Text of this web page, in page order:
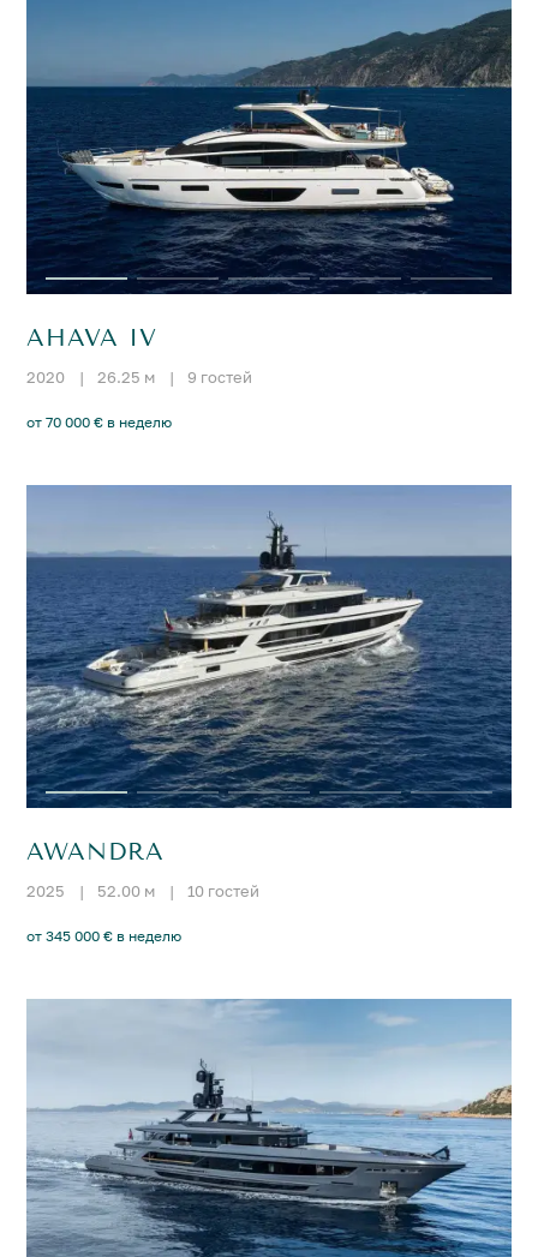
AHAVA IV
2020 | 26.25 м | 9 гостей
от 70 000 € в неделю
AWANDRA
2025 | 52.00 м | 10 гостей
от 345 000 € в неделю